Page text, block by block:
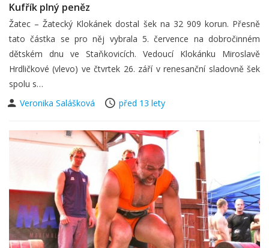
Kufřík plný peněz
Žatec – Žatecký Klokánek dostal šek na 32 909 korun. Přesně
tato částka se pro něj vybrala 5. července na dobročinném
dětském dnu ve Staňkovicích. Vedoucí Klokánku Miroslavě
Hrdličkové (vlevo) ve čtvrtek 26. září v renesanční sladovně šek
spolu s…
Veronika Salášková
před 13 lety